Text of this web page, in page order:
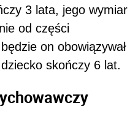
3 lata, jego wymiar
od części
on obowiązywał
skończy 6 lat.